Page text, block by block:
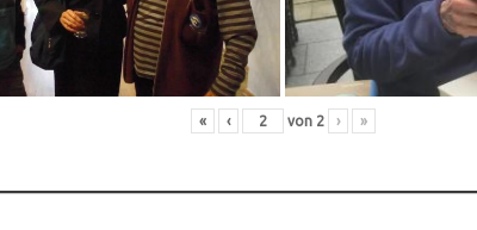
« ‹ von 2 › »